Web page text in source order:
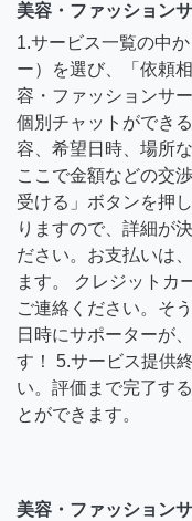
美容・ファッション
1.サービス一覧の中
ー）を選び、「依頼
容・ファッションサ
個別チャットができ
容、希望日時、場所
ここで金額などの交
受ける」ボタンを押
りますので、詳細が
ださい。お支払いは
ます。 クレジットカ
ご連絡ください。そ
日時にサポーターが
す！ 5.サービス提供
い。評価まで完了す
とができます。
美容・ファッション